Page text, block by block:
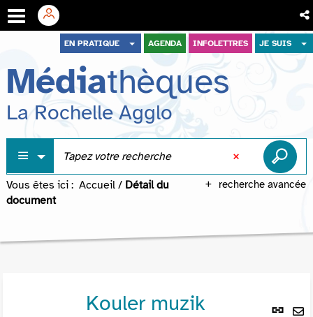
menu
contenu
recherche
EN PRATIQUE AGENDA INFOLETTRES JE SUIS
Médiathèques
La Rochelle Agglo
recherche avancée
Vous êtes ici : Accueil / Détail du
document
Lien
Kouler muzik